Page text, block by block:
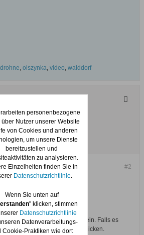
drohne, olszynka, video, walddorf
#2
Walddorf/Olszynka
#1 mit deutscher Übersetzung ein. Falls es
in der oberen Zeile klicken.
personenbezogene
über Nutzer unserer Website
von Cookies und anderen
um unsere Dienste
bereitzustellen und
zu analysieren.
Einzelheiten finden Sie in
Datenschutzrichtlinie.
Wenn Sie unten auf
" klicken, stimmen
Datenschutzrichtlinie
Datenverarbeitungs-
Cookie-Praktiken wie dort